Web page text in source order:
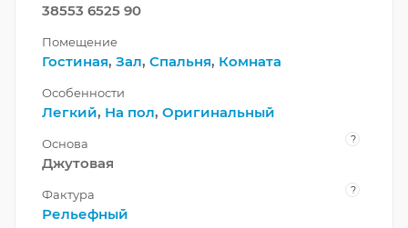
38553 6525 90
Помещение
Гостиная, Зал, Спальня, Комната
Особенности
Легкий, На пол, Оригинальный
Основа ?
Джутовая
Фактура ?
Рельефный